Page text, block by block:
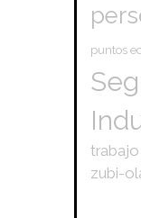
puntos
trabajo
zubi-